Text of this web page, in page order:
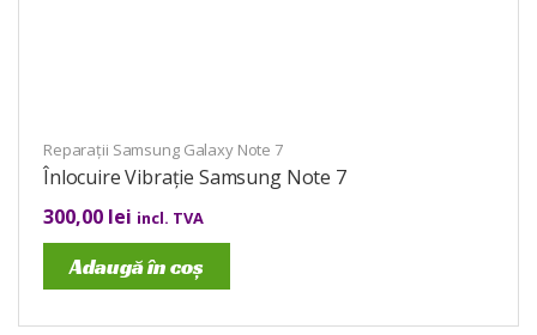
Reparații Samsung Galaxy Note 7
Înlocuire Vibrație Samsung Note 7
300,00 lei incl. TVA
Adaugă în coș